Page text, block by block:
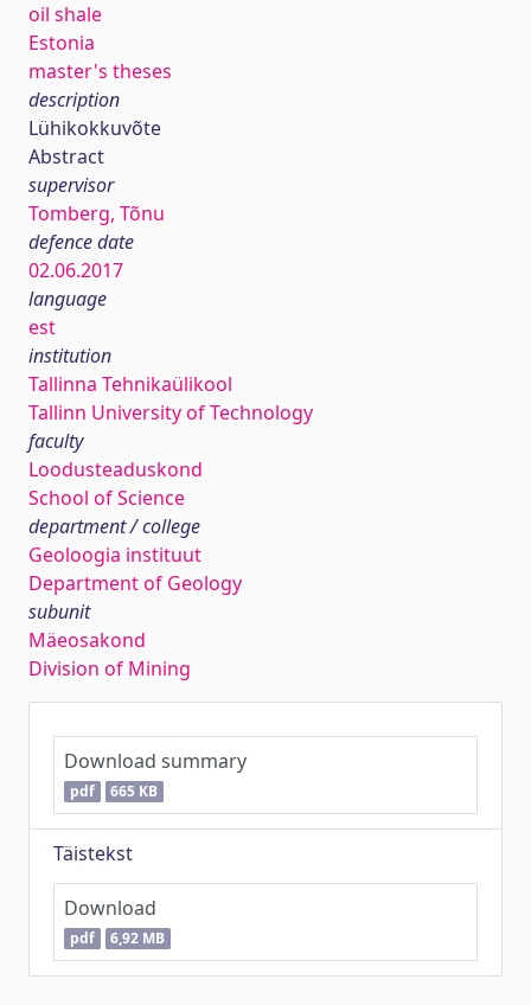
oil shale
Estonia
master's theses
description
Lühikokkuvõte
Abstract
supervisor
Tomberg, Tõnu
defence date
02.06.2017
language
est
institution
Tallinna Tehnikaülikool
Tallinn University of Technology
faculty
Loodusteaduskond
School of Science
department / college
Geoloogia instituut
Department of Geology
subunit
Mäeosakond
Division of Mining
Download summary
pdf 665 KB
Täistekst
Download
pdf 6,92 MB